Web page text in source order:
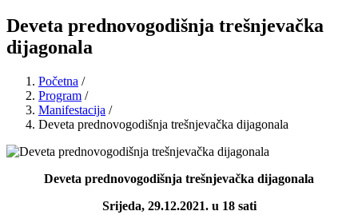
Deveta prednovogodišnja trešnjevačka
dijagonala
Početna /
Program /
Manifestacija /
Deveta prednovogodišnja trešnjevačka dijagonala
Deveta prednovogodišnja trešnjevačka dijagonala
Srijeda, 29.12.2021. u 18 sati